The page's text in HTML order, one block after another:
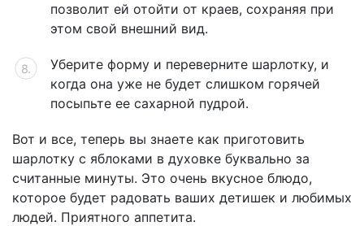
позволит ей отойти от краев, сохраняя при
этом свой внешний вид.
Уберите форму и переверните шарлотку, и
когда она уже не будет слишком горячей
посыпьте ее сахарной пудрой.
Вот и все, теперь вы знаете как приготовить
шарлотку с яблоками в духовке буквально за
считанные минуты. Это очень вкусное блюдо,
которое будет радовать ваших детишек и любимых
людей. Приятного аппетита.